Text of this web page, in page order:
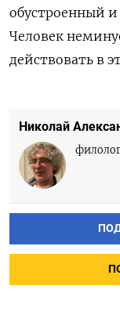
обустроенный
Человек
действовать в
Николай